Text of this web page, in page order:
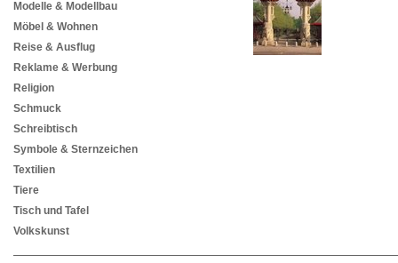
Modelle & Modellbau
Möbel & Wohnen
Reise & Ausflug
Reklame & Werbung
Religion
Schmuck
Schreibtisch
Symbole & Sternzeichen
Textilien
Tiere
Tisch und Tafel
Volkskunst